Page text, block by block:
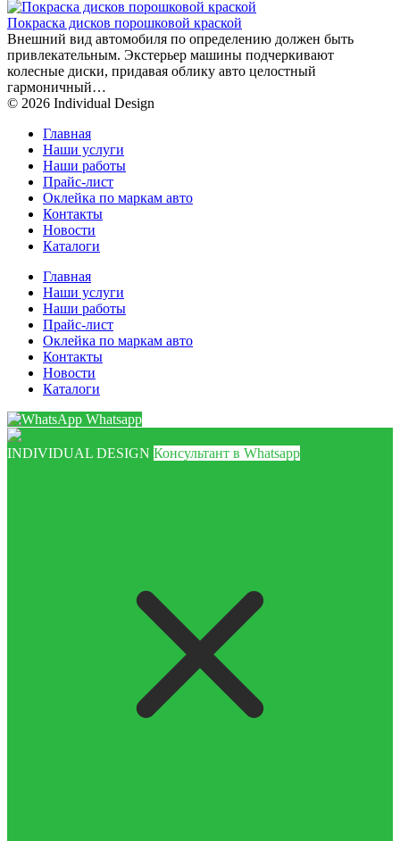
Покраска дисков порошковой краской
Внешний вид автомобиля по определению должен быть
привлекательным. Экстерьер машины подчеркивают
колесные диски, придавая облику авто целостный
гармоничный…
© 2026 Individual Design
Главная
Наши услуги
Наши работы
Прайс-лист
Оклейка по маркам авто
Контакты
Новости
Каталоги
Главная
Наши услуги
Наши работы
Прайс-лист
Оклейка по маркам авто
Контакты
Новости
Каталоги
Whatsapp
INDIVIDUAL DESIGN Консультант в Whatsapp